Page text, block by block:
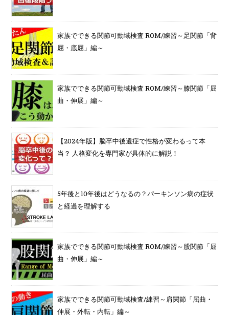
家族でできる関節可動域検査 ROM/練習～足関節「背
屈・底屈」編～
家族でできる関節可動域検査 ROM/練習～膝関節「屈
曲・伸展」編～
【2024年版】脳卒中後遺症で性格が変わるって本
当？ 人格変化を専門家が具体的に解説！
5年後と10年後はどうなるの？パーキンソン病の症状
と経過を理解する
家族でできる関節可動域検査 ROM/練習～股関節「屈
曲・伸展」編～
家族でできる関節可動域検査/練習～肩関節「屈曲・
伸展・外転・内転」編～